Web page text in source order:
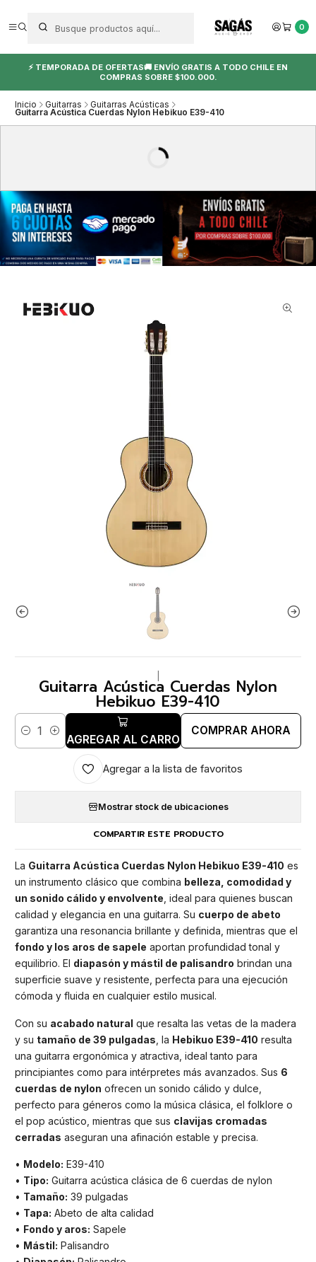
0
⚡ TEMPORADA DE OFERTAS🚚 ENVÍO GRATIS A TODO CHILE EN
COMPRAS SOBRE $100.000.
Inicio Guitarras Guitarras Acústicas
Guitarra Acústica Cuerdas Nylon Hebikuo E39-410
Guitarra Acústica Cuerdas Nylon
Hebikuo E39-410
Cantidad AGREGAR AL CARRO
COMPRAR AHORA
Agregar a la lista de favoritos
Mostrar stock de ubicaciones
COMPARTIR ESTE PRODUCTO
La Guitarra Acústica Cuerdas Nylon Hebikuo E39-410 es
un instrumento clásico que combina belleza, comodidad y
un sonido cálido y envolvente , ideal para quienes buscan
calidad y elegancia en una guitarra. Su cuerpo de abeto
garantiza una resonancia brillante y definida, mientras que el
fondo y los aros de sapele aportan profundidad tonal y
equilibrio. El diapasón y mástil de palisandro brindan una
superficie suave y resistente, perfecta para una ejecución
cómoda y fluida en cualquier estilo musical.
Con su acabado natural que resalta las vetas de la madera
y su tamaño de 39 pulgadas , la Hebikuo E39-410 resulta
una guitarra ergonómica y atractiva, ideal tanto para
principiantes como para intérpretes más avanzados. Sus 6
cuerdas de nylon ofrecen un sonido cálido y dulce,
perfecto para géneros como la música clásica, el folklore o
el pop acústico, mientras que sus clavijas cromadas
cerradas aseguran una afinación estable y precisa.
• Modelo: E39-410
• Tipo: Guitarra acústica clásica de 6 cuerdas de nylon
• Tamaño: 39 pulgadas
• Tapa: Abeto de alta calidad
• Fondo y aros: Sapele
• Mástil: Palisandro